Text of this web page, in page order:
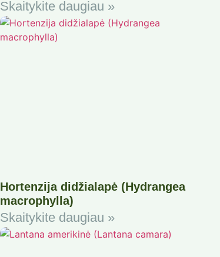
Skaitykite daugiau »
Hortenzija didžialapė (Hydrangea
macrophylla)
Skaitykite daugiau »